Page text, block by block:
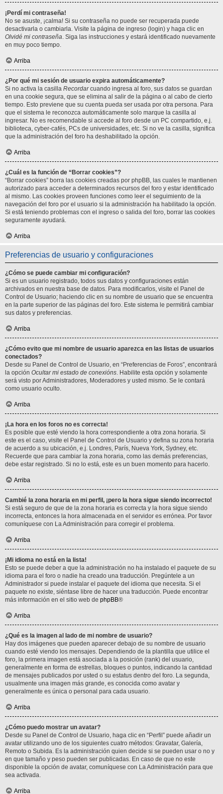
¡Perdí mi contraseña!
No se asuste, ¡calma! Si su contraseña no puede ser recuperada puede
desactivarla o cambiarla. Visite la página de ingreso (login) y haga clic en
Olvidé mi contraseña. Siga las instrucciones y estará identificado nuevamente
en muy poco tiempo.
Arriba
¿Por qué mi sesión de usuario expira automáticamente?
Si no activa la casilla Recordarcuando ingresa al foro, sus datos se guardan
en una cookie segura, que se elimina al salir de la página o al cabo de cierto
tiempo. Esto previene que su cuenta pueda ser usada por otra persona. Para
que el sistema le reconozca automáticamente solo marque la casilla al
ingresar. No es recomendable si accede al foro desde un PC compartido, e.j.
biblioteca, cyber-cafés, PCs de universidades, etc. Si no ve la casilla, significa
que la administración del foro ha deshabilitado la opción.
Arriba
¿Cuál es la función de “Borrar cookies”?
“Borrar cookies” borra las cookies creadas por phpBB, las cuales le mantienen
autorizado para acceder a determinados recursos del foro y estar identificado
al mismo. Las cookies proveen funciones como leer el seguimiento de la
navegación del foro por el usuario si la administración ha habilitado la opción.
Si está teniendo problemas con el ingreso o salida del foro, borrar las cookies
seguramente ayudará.
Arriba
Preferencias de usuario y configuraciones
¿Cómo se puede cambiar mi configuración?
Si es un usuario registrado, todos sus datos y configuraciones están
archivados en nuestra base de datos. Para modificarlos, visite el Panel de
Control de Usuario; haciendo clic en su nombre de usuario que se encuentra
en la parte superior de las páginas del foro. Este sistema le permitirá cambiar
sus datos y preferencias.
Arriba
¿Cómo evito que mi nombre de usuario aparezca en las listas de usuarios
conectados?
Desde su Panel de Control de Usuario, en “Preferencias de Foros”, encontrará
la opción Ocultar mi estado de conexións. Habilite esta opción y solamente
será visto por Administradores, Moderadores y usted mismo. Se le contará
como usuario oculto.
Arriba
¡La hora en los foros no es correcta!
Es posible que esté viendo la hora correspondiente a otra zona horaria. Si
este es el caso, visite el Panel de Control de Usuario y defina su zona horaria
de acuerdo a su ubicación, e.j. Londres, París, Nueva York, Sydney, etc.
Recuerde que para cambiar la zona horaria, como las demás preferencias,
debe estar registrado. Si no lo está, este es un buen momento para hacerlo.
Arriba
Cambié la zona horaria en mi perfil, ¡pero la hora sigue siendo incorrecto!
Si está seguro de que de la zona horaria es correcta y la hora sigue siendo
incorrecta, entonces la hora almacenada en el servidor es errónea. Por favor
comuníquese con La Administración para corregir el problema.
Arriba
¡Mi idioma no está en la lista!
Esto se puede deber a que la administración no ha instalado el paquete de su
idioma para el foro o nadie ha creado una traducción. Pregúntele a un
Administrador si puede instalar el paquete del idioma que necesita. Si el
paquete no existe, siéntase libre de hacer una traducción. Puede encontrar
más información en el sitio web de phpBB®
Arriba
¿Qué es la imagen al lado de mi nombre de usuario?
Hay dos imágenes que pueden aparecer debajo de su nombre de usuario
cuando esté viendo los mensajes. Dependiendo de la plantilla que utilice el
foro, la primera imagen está asociada a la posición (rank) del usuario,
generalmente en forma de estrellas, bloques o puntos, indicando la cantidad
de mensajes publicados por usted o su estatus dentro del foro. La segunda,
usualmente una imagen más grande, es conocida como avatar y
generalmente es única o personal para cada usuario.
Arriba
¿Cómo puedo mostrar un avatar?
Desde su Panel de Control de Usuario, haga clic en “Perfil” puede añadir un
avatar utilizando uno de los siguientes cuatro métodos: Gravatar, Galería,
Remoto o Subida. Es la administración quien decide si se pueden usar o no y
en que tamaño y peso pueden ser publicadas. En caso de que no este
disponible la opción de avatar, comuníquese con La Administración para que
sea activada.
Arriba